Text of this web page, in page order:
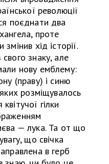
революції
поєднати два
проте
хід історії.
знаку, але
нову емблему:
(праву) і синю
розміщувалось
гілки
— лука. Та от що
що свічка
в герб